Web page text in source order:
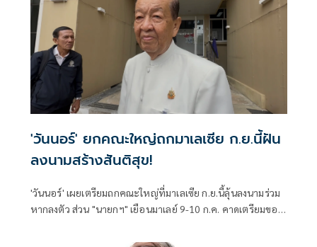
'วันนอร์' ยกคณะใหญ่ถกมาเลเซีย ก.ย.นี้ฝัน
ลงนามสร้างสันติสุข!
'วันนอร์' เผยเตรียมถกคณะใหญ่ที่มาเลเซีย ก.ย.นี้ลุ้นลงนามร่วม
หากลงตัว ส่วน "นายกฯ" เยือนมาเลย์ 9-10 ก.ค. คาดเตรียมขอ